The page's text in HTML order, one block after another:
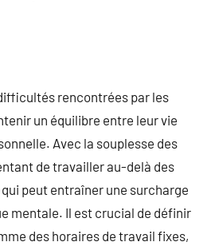
rencontrées par les
un équilibre entre leur vie
Avec la souplesse des
de travailler au-delà des
peut entraîner une surcharge
mentale. Il est crucial de définir
des horaires de travail fixes,